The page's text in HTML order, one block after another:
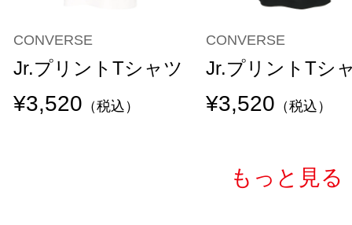
CONVERSE
Jr.プリントTシャツ
¥3,520 （税込）
CONVERSE
Jr.プリントTシ
¥3,520 （税込）
もっと見る